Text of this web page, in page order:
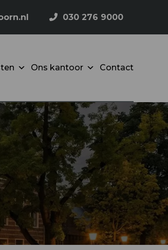
030 276 9000
Ons kantoor Contact